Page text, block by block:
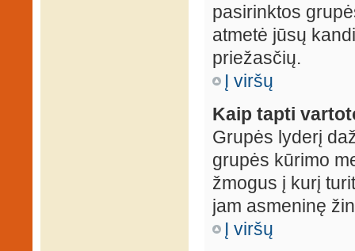
pasirinktos
atmetė jūsų
priežasčių.
Į viršų
Kaip tapti
Grupės lyderį
grupės kūrimo
žmogus į kurį
jam asmeninę
Į viršų